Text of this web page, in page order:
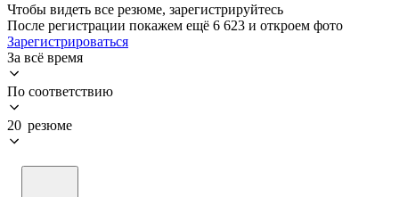
Чтобы видеть все резюме, зарегистрируйтесь
После регистрации покажем ещё 6 623 и откроем фото
Зарегистрироваться
За всё время
По соответствию
20 резюме